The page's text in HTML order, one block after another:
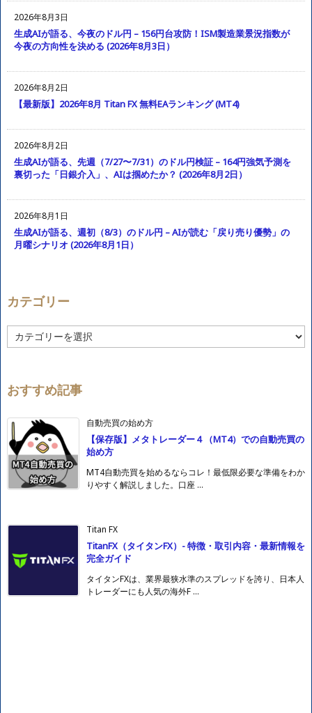
2026年8月3日
生成AIが語る、今夜のドル円 – 156円台攻防！ISM製造業景況指数が
今夜の方向性を決める (2026年8月3日）
2026年8月2日
【最新版】2026年8月 Titan FX 無料EAランキング (MT4)
2026年8月2日
生成AIが語る、先週（7/27〜7/31）のドル円検証 – 164円強気予測を
裏切った「日銀介入」、AIは掴めたか？ (2026年8月2日）
2026年8月1日
生成AIが語る、週初（8/3）のドル円 – AIが読む「戻り売り優勢」の
月曜シナリオ (2026年8月1日）
カテゴリー
カ
テ
ー
おすすめ記事
自動売買の始め方
【保存版】メタトレーダー４（MT4）での自動売買の
始め方
MT4自動売買を始めるならコレ！最低限必要な準備をわか
りやすく解説しました。口座 ...
Titan FX
TitanFX（タイタンFX）- 特徴・取引内容・最新情報を
完全ガイド
タイタンFXは、業界最狭水準のスプレッドを誇り、日本人
トレーダーにも人気の海外F ...